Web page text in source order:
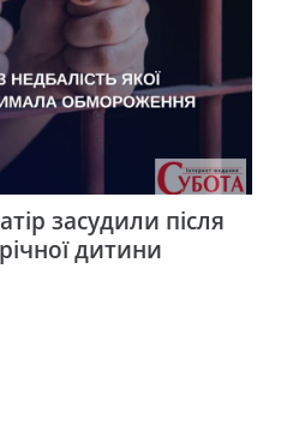
засудили після
дитини